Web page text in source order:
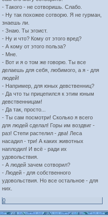
- Такого - не сотворишь. Слабо.
- Ну так похожее сотворю. Я не гурман,
знаешь ли.
- Знаю. Ты эгоист.
- Ну и что? Кому от этого вред?
- А кому от этого польза?
- Мне.
- Вот и я о том же говорю. Ты все
делаешь для себя, любимого, а я - для
людей!
- Например, для юных девственниц?
- Да что ты прицепился к этим юным
девственницам!
- Да так, просто...
- Ты сам посмотри! Сколько я всего
для людей сделал! Горы им воздвиг -
раз! Степи растелил - два! Леса
насадил - три! А каких животных
наплодил! И всё - ради их
удовольствия.
- А людей зачем сотворил?
- Людей - для собственного
удовольствия. Но все остальное - для
них.
0